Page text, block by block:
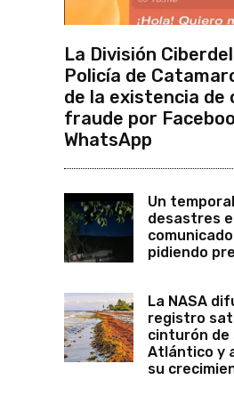
La División
Policía de
de la existencia de
fraude por
WhatsApp
Un
desastres
pidiendo
La NASA
registro
cinturón de
Atlántico y
su